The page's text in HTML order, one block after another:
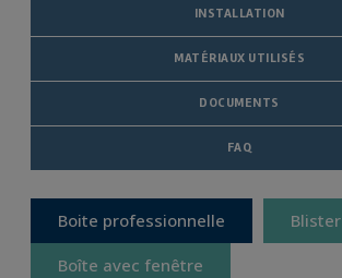
INSTALLATION
MATÉRIAUX UTILISÉS
DOCUMENTS
FAQ
Boite professionnelle Blister
Boîte avec fenêtre